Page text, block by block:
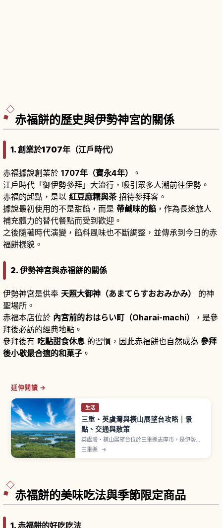
赤福餅的歷史與伊勢神宮的關係
1. 創業於1707年（江戶時代）
赤福據說創業於 1707年（寶永4年）
。
江戶時代「御伊勢參拜」大流行，吸引眾多人潮前往伊勢。
赤福的起點，是以 紅豆麻糬與茶招待參拜客。
據說最初使用的不是甜餡，而是 帶鹹味的餡 ，作為長途旅人
補充體力的替代餐點而受到歡迎。
之後隨著時代演變，餡料風味也不斷調整，並傳承到今日的赤
福餅樣貌。
2. 伊勢神宮與赤福餅的關係
伊勢神宮是供奉 天照大御神（あまてらすおおみかみ）
的神
聖場所。
赤福本店位於 內宮前的おはらい町（Oharai-machi）
，是參
拜後必訪的經典地點。
參拜後有 吃點甜食休息 的習慣，因此赤福餅也自然成為 參拜
後小歇最合適的和菓子 。
延伸閱讀 →
生活
三重・英虞灣與橫山展望台攻略｜景
點、交通與散策
英虞灣・橫山展望台位於三重縣志摩市，是伊勢志
摩國立公園的一部分。橫山展望台海拔約140公
三重縣 →
赤福餅的美味吃法與季節限定商品
1. 赤福餅的好吃吃法